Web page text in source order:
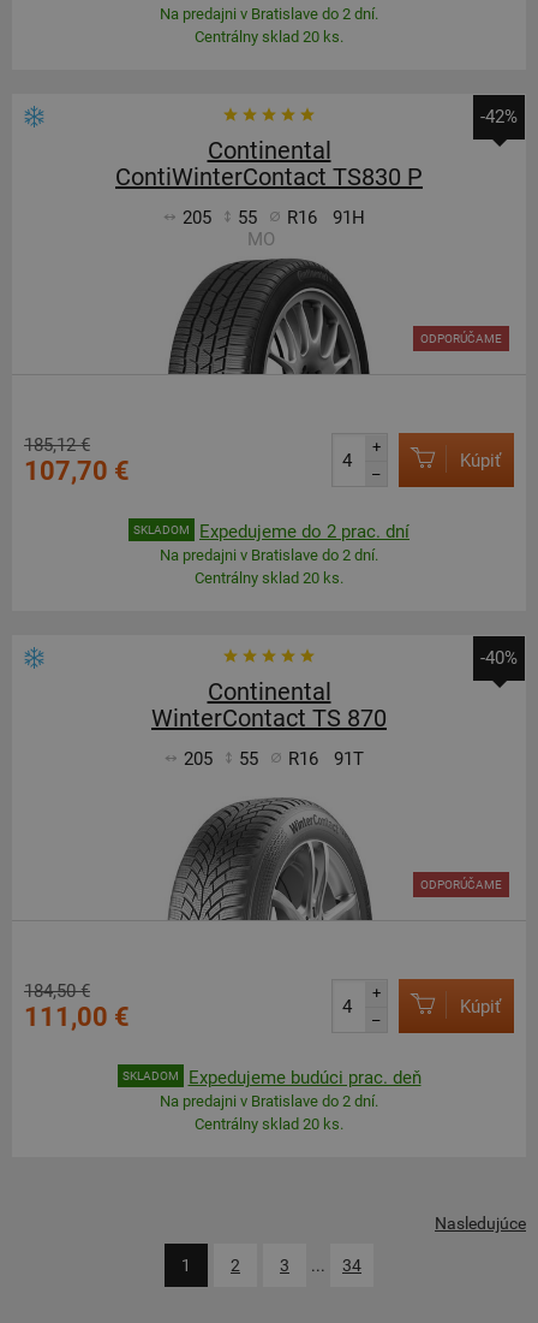
Na predajni v Bratislave do 2 dní.
Centrálny sklad 20 ks.
-42%
Continental
ContiWinterContact TS830 P
205 55 R16
91H
MO
ODPORÚČAME
185,12 €
107,70 €
+
–
Kúpiť
SKLADOM Expedujeme do 2 prac. dní
Na predajni v Bratislave do 2 dní.
Centrálny sklad 20 ks.
-40%
Continental
WinterContact TS 870
205 55 R16 91T
ODPORÚČAME
184,50 €
111,00 €
+
–
Kúpiť
SKLADOM Expedujeme budúci prac. deň
Na predajni v Bratislave do 2 dní.
Centrálny sklad 20 ks.
1 2 3 ... 34
Nasledujúce